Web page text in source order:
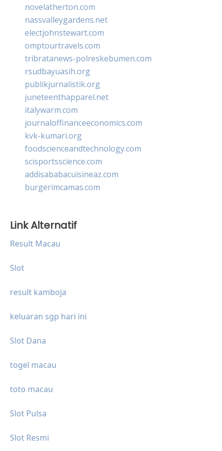
novelatherton.com
nassvalleygardens.net
electjohnstewart.com
omptourtravels.com
tribratanews-polreskebumen.com
rsudbayuasih.org
publikjurnalistik.org
juneteenthapparel.net
italywarm.com
journaloffinanceeconomics.com
kvk-kumari.org
foodscienceandtechnology.com
scisportsscience.com
addisababacuisineaz.com
burgerimcamas.com
Link Alternatif
Result Macau
Slot
result kamboja
keluaran sgp hari ini
Slot Dana
togel macau
toto macau
Slot Pulsa
Slot Resmi